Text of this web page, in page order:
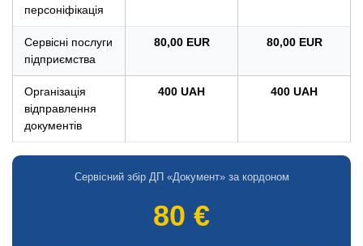
персоніфікація
Сервісні послуги
підприємства
80,00 EUR 80,00 EUR
Організація
відправлення
документів
400 UAH 400 UAH
Сервісний збір ДП «Документ» за кордоном
80 €